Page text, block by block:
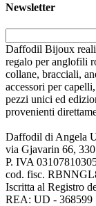
Newsletter
Daffodil Bijoux
regalo per anglofili
collane, bracciali,
accessori per
pezzi unici ed
provenienti
Daffodil di Angela
via Gjavarin 66,
P. IVA
cod. fisc.
Iscritta al Registro
REA: UD - 368599